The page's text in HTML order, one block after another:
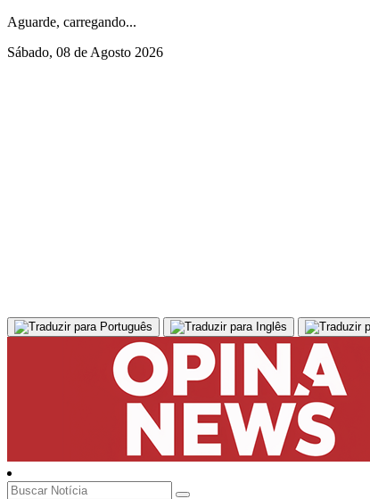
Aguarde, carregando...
Sábado, 08 de Agosto 2026